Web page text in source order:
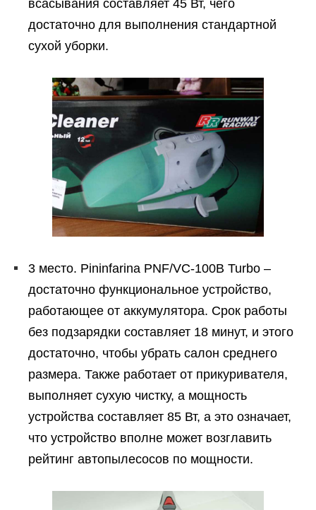
всасывания составляет 45 Вт, чего
достаточно для выполнения стандартной
сухой уборки.
3 место. Pininfarina PNF/VC-100B Turbo –
достаточно функциональное устройство,
работающее от аккумулятора. Срок работы
без подзарядки составляет 18 минут, и этого
достаточно, чтобы убрать салон среднего
размера. Также работает от прикуривателя,
выполняет сухую чистку, а мощность
устройства составляет 85 Вт, а это означает,
что устройство вполне может возглавить
рейтинг автопылесосов по мощности.